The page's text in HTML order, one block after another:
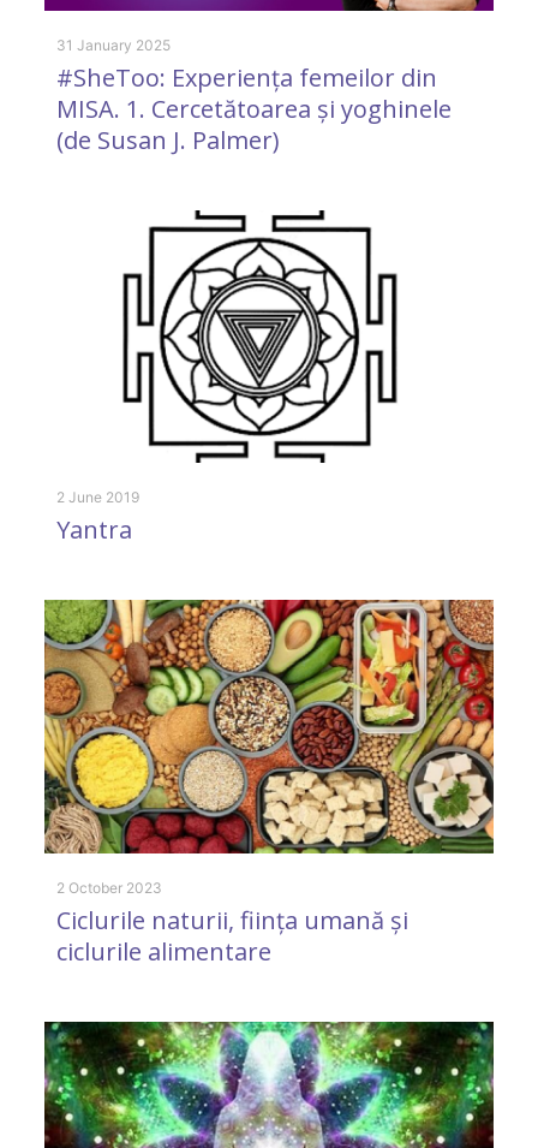
31 January 2025
#SheToo: Experiența femeilor din
MISA. 1. Cercetătoarea și yoghinele
(de Susan J. Palmer)
2 June 2019
Yantra
2 October 2023
Ciclurile naturii, ființa umană și
ciclurile alimentare